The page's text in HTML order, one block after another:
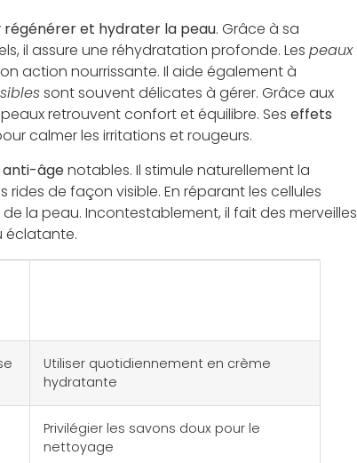
régénérer et hydrater la peau. Grâce à sa
il assure une réhydratation profonde. Les peaux
action nourrissante. Il aide également à
sont souvent délicates à gérer. Grâce aux
retrouvent confort et équilibre. Ses effets
calmer les irritations et rougeurs.
âgenotables. Il stimule naturellement la
de façon visible. En réparant les cellules
la peau. Incontestablement, il fait des merveilles
éclatante.
Utiliser quotidiennement en crème
hydratante
Privilégier les savons doux pour le
nettoyage